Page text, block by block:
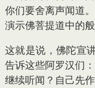
你们要舍离声闻道
演示佛菩提道中的般
这就是说，佛陀宣
告诉这些阿罗汉们
继续听闻？自己先